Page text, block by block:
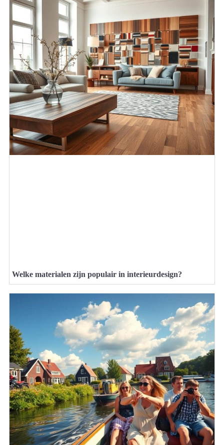
Welke materialen zijn populair in interieurdesign?